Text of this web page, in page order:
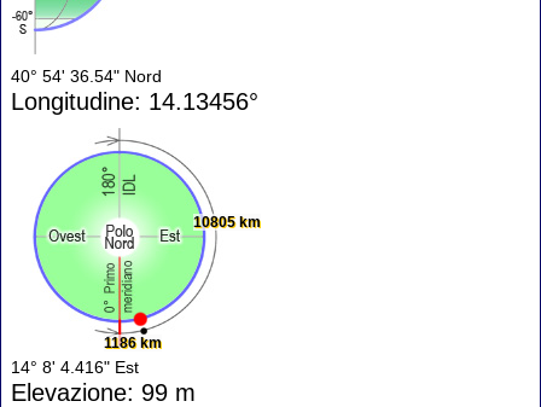
40° 54' 36.54" Nord
Longitudine: 14.13456°
1186 km
10805 km
14° 8' 4.416" Est
Elevazione: 99 m